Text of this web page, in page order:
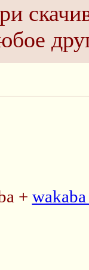
+